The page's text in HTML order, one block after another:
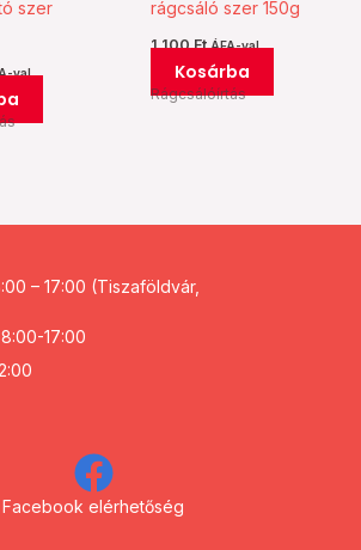
szer
val
rágcsáló szer 150g
1.100Ft ÁFA-val
Kosárba
Rágcsálóírtás
– 17:00 (Tiszaföldvár,
17:00
Facebook elérhetőség